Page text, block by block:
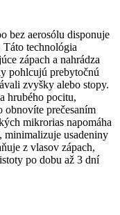
bez aerosólu disponuje
technológia
zápach a nahrádza
pohlcujú prebytočnú
zvyšky alebo stopy.
hrubého pocitu,
prečesaním
mikrorias napomáha
usadeniny
z vlasov zápach,
po dobu až 3 dní